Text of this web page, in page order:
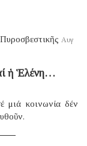
Αυγ
ἡ Ἑλένη…
μιά κοινωνία δέν